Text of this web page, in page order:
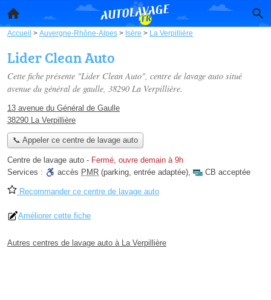
Accueil > Auvergne-Rhône-Alpes > Isère > La Verpillière
Lider Clean Auto
Cette fiche présente "Lider Clean Auto", centre de lavage auto situé
avenue du général de gaulle, 38290 La Verpillière.
13 avenue du Général de Gaulle
38290 La Verpillière
📞 Appeler ce centre de lavage auto
Centre de lavage auto - Fermé, ouvre demain à 9h
Services :
accès PMR (parking, entrée adaptée), CB acceptée
Recommander ce centre de lavage auto
Améliorer cette fiche
Autres centres de lavage auto à La Verpillière